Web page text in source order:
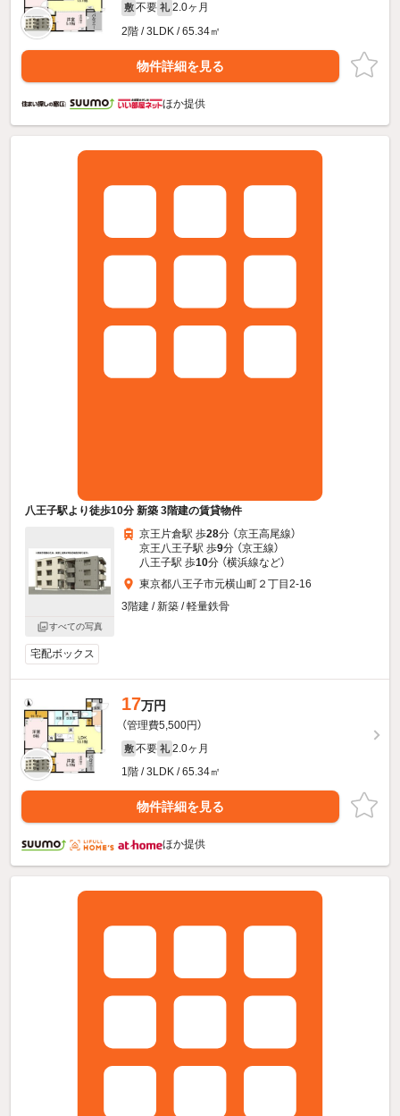
敷 不要 礼 2.0ヶ月
2階 / 3LDK / 65.34㎡
物件詳細を見る
ほか提供
八王子駅より徒歩10分 新築 3階建の賃貸物件
すべての写真
京王片倉駅 歩28分 （京王高尾線）
京王八王子駅 歩9分 （京王線）
八王子駅 歩10分 （横浜線など）
東京都八王子市元横山町２丁目2-16
3階建 / 新築 / 軽量鉄骨
宅配ボックス
17万円
（管理費5,500円）
敷 不要 礼 2.0ヶ月
1階 / 3LDK / 65.34㎡
物件詳細を見る
ほか提供